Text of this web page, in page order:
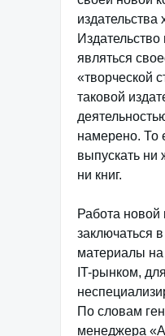
издательства
Издательство
являться
«творческой
таковой
намерено. То
выпускать ни
ни книг.
Работа новой
заключаться
материалы
IT-рынком, для
По словам
менеджера